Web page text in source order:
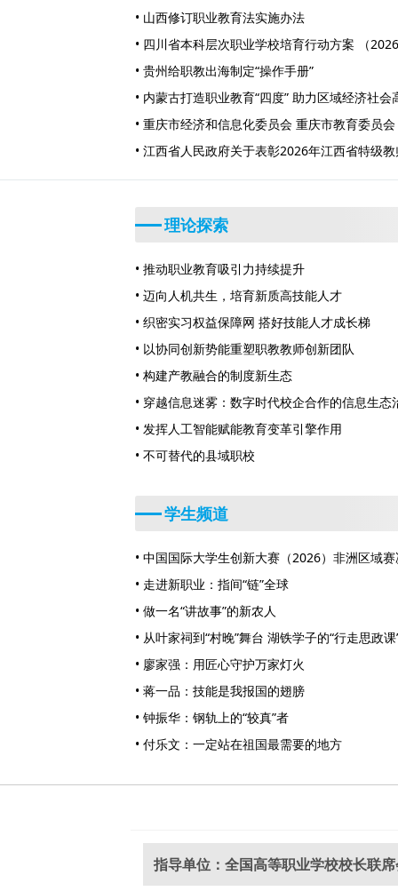
• 山西修订职业教育法实施办法
• 四川省本科层次职业学校培育行动方案 （
• 贵州给职教出海制定“操作手册”
• 内蒙古打造职业教育“四度” 助力区域经济社会
• 重庆市经济和信息化委员会 重庆市教育委员
知
• 江西省人民政府关于表彰2026年江西省特级
理论探索
• 推动职业教育吸引力持续提升
• 迈向人机共生，培育新质高技能人才
• 织密实习权益保障网 搭好技能人才成长梯
• 以协同创新势能重塑职教教师创新团队
• 构建产教融合的制度新生态
• 穿越信息迷雾：数字时代校企合作的信息生态
• 发挥人工智能赋能教育变革引擎作用
• 不可替代的县域职校
学生频道
• 中国国际大学生创新大赛（2026）非洲区域
• 走进新职业：指间“链”全球
• 做一名“讲故事”的新农人
• 从叶家祠到“村晚”舞台 湖铁学子的“行走思政课
• 廖家强：用匠心守护万家灯火
• 蒋一品：技能是我报国的翅膀
• 钟振华：钢轨上的“较真”者
• 付乐文：一定站在祖国最需要的地方
指导单位：全国高等职业学校校长联